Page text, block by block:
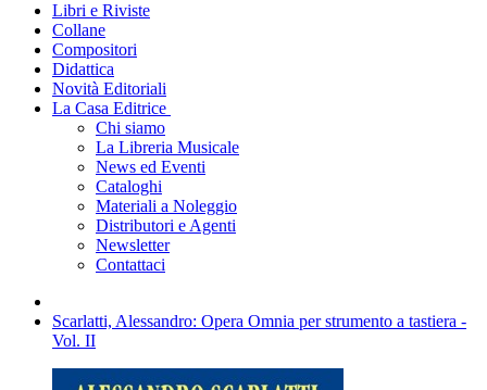
Libri e Riviste
Collane
Compositori
Didattica
Novità Editoriali
La Casa Editrice
Chi siamo
La Libreria Musicale
News ed Eventi
Cataloghi
Materiali a Noleggio
Distributori e Agenti
Newsletter
Contattaci
Scarlatti, Alessandro: Opera Omnia per strumento a tastiera -
Vol. II